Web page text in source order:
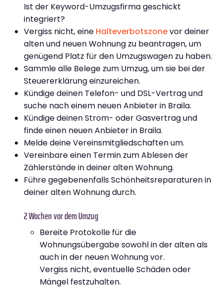
Ist der Keyword-Umzugsfirma geschickt
integriert?
Vergiss nicht, eine Halteverbotszonevor deiner
alten und neuen Wohnung zu beantragen, um
genügend Platz für den Umzugswagen zu haben.
Sammle alle Belege zum Umzug, um sie bei der
Steuererklärung einzureichen.
Kündige deinen Telefon- und DSL-Vertrag und
suche nach einem neuen Anbieter in Braila.
Kündige deinen Strom- oder Gasvertrag und
finde einen neuen Anbieter in Braila.
Melde deine Vereinsmitgliedschaften um.
Vereinbare einen Termin zum Ablesen der
Zählerstände in deiner alten Wohnung.
Führe gegebenenfalls Schönheitsreparaturen in
deiner alten Wohnung durch.
2 Wochen vor dem Umzug
Bereite Protokolle für die
Wohnungsübergabe sowohl in der alten als
auch in der neuen Wohnung vor.
Vergiss nicht, eventuelle Schäden oder
Mängel festzuhalten.